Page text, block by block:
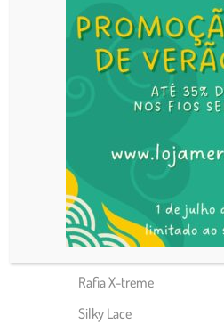
Merino Baby Granny
Merino Sport
Merino Tweed
Paraíso
Polar
Polynésia
Polynesia Gradient
Rafia X-treme
Silky Lace